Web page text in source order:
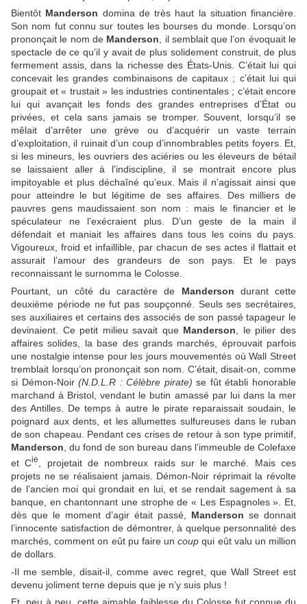
Bientôt Manderson domina de très haut la situation financière.
Son nom fut connu sur toutes les bourses du monde. Lorsqu’on
prononçait le nom de Manderson, il semblait que l’on évoquait le
spectacle de ce qu’il y avait de plus solidement construit, de plus
fermement assis, dans la richesse des États-Unis. C’était lui qui
concevait les grandes combinaisons de capitaux ; c’était lui qui
groupait et « trustait » les industries continentales ; c’était encore
lui qui avançait les fonds des grandes entreprises d’État ou
privées, et cela sans jamais se tromper. Souvent, lorsqu’il se
mêlait d’arrêter une grève ou d’acquérir un vaste terrain
d’exploitation, il ruinait d’un coup d’innombrables petits foyers. Et,
si les mineurs, les ouvriers des aciéries ou les éleveurs de bétail
se laissaient aller à l’indiscipline, il se montrait encore plus
impitoyable et plus déchaîné qu’eux. Mais il n’agissait ainsi que
pour atteindre le but légitime de ses affaires. Des milliers de
pauvres gens maudissaient son nom : mais le financier et le
spéculateur ne l’exécraient plus. D’un geste de la main il
défendait et maniait les affaires dans tous les coins du pays.
Vigoureux, froid et infaillible, par chacun de ses actes il flattait et
assurait l’amour des grandeurs de son pays. Et le pays
reconnaissant le surnomma le Colosse.
Pourtant, un côté du caractère de Manderson durant cette
deuxième période ne fut pas soupçonné. Seuls ses secrétaires,
ses auxiliaires et certains des associés de son passé tapageur le
devinaient. Ce petit milieu savait que Manderson , le pilier des
affaires solides, la base des grands marchés, éprouvait parfois
une nostalgie intense pour les jours mouvementés où Wall Street
tremblait lorsqu’on prononçait son nom. C’était, disait-on, comme
si Démon-Noir(N.D.L.R : Célèbre pirate) se fût établi honorable
marchand à Bristol, vendant le butin amassé par lui dans la mer
des Antilles. De temps à autre le pirate reparaissait soudain, le
poignard aux dents, et les allumettes sulfureuses dans le ruban
de son chapeau. Pendant ces crises de retour à son type primitif,
Manderson , du fond de son bureau dans l’immeuble de Colefaxe
et Cie
, projetait de nombreux raids sur le marché. Mais ces
projets ne se réalisaient jamais. Démon-Noir réprimait la révolte
de l’ancien moi qui grondait en lui, et se rendait sagement à sa
banque, en chantonnant une strophe de « Les Espagnoles ». Et,
dès que le moment d’agir était passé, Manderson se donnait
l’innocente satisfaction de démontrer, à quelque personnalité des
marchés, comment on eût pu faire uncoup qui eût valu un million
de dollars.
-Il me semble, disait-il, comme avec regret, que Wall Street est
devenu joliment terne depuis que je n’y suis plus !